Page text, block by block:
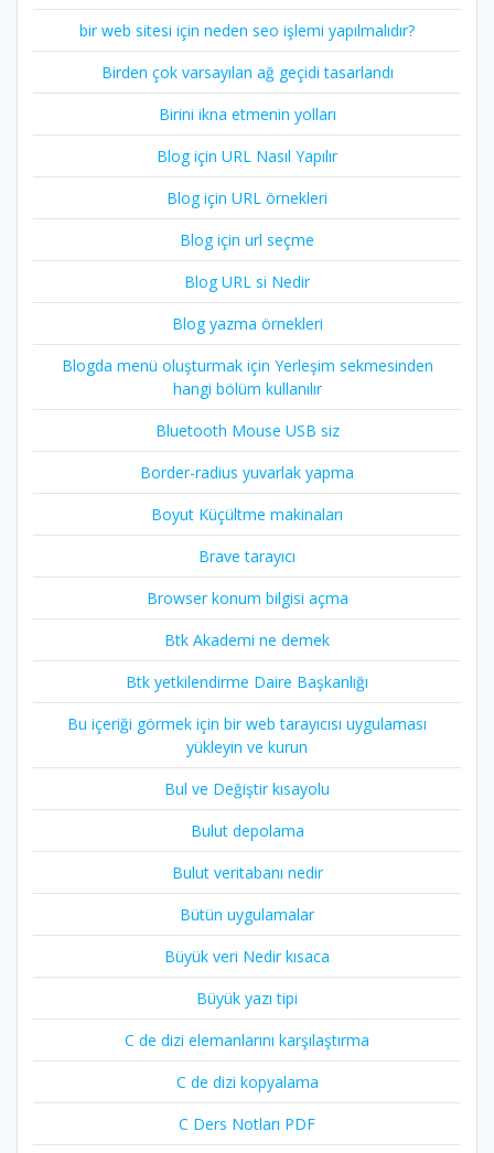
bir web sitesi için neden seo işlemi yapılmalıdır?
Birden çok varsayılan ağ geçidi tasarlandı
Birini ikna etmenin yolları
Blog için URL Nasıl Yapılır
Blog için URL örnekleri
Blog için url seçme
Blog URL si Nedir
Blog yazma örnekleri
Blogda menü oluşturmak için Yerleşim sekmesinden
hangi bölüm kullanılır
Bluetooth Mouse USB siz
Border-radius yuvarlak yapma
Boyut Küçültme makinaları
Brave tarayıcı
Browser konum bilgisi açma
Btk Akademi ne demek
Btk yetkilendirme Daire Başkanlığı
Bu içeriği görmek için bir web tarayıcısı uygulaması
yükleyin ve kurun
Bul ve Değiştir kısayolu
Bulut depolama
Bulut veritabanı nedir
Bütün uygulamalar
Büyük veri Nedir kısaca
Büyük yazı tipi
C de dizi elemanlarını karşılaştırma
C de dizi kopyalama
C Ders Notları PDF